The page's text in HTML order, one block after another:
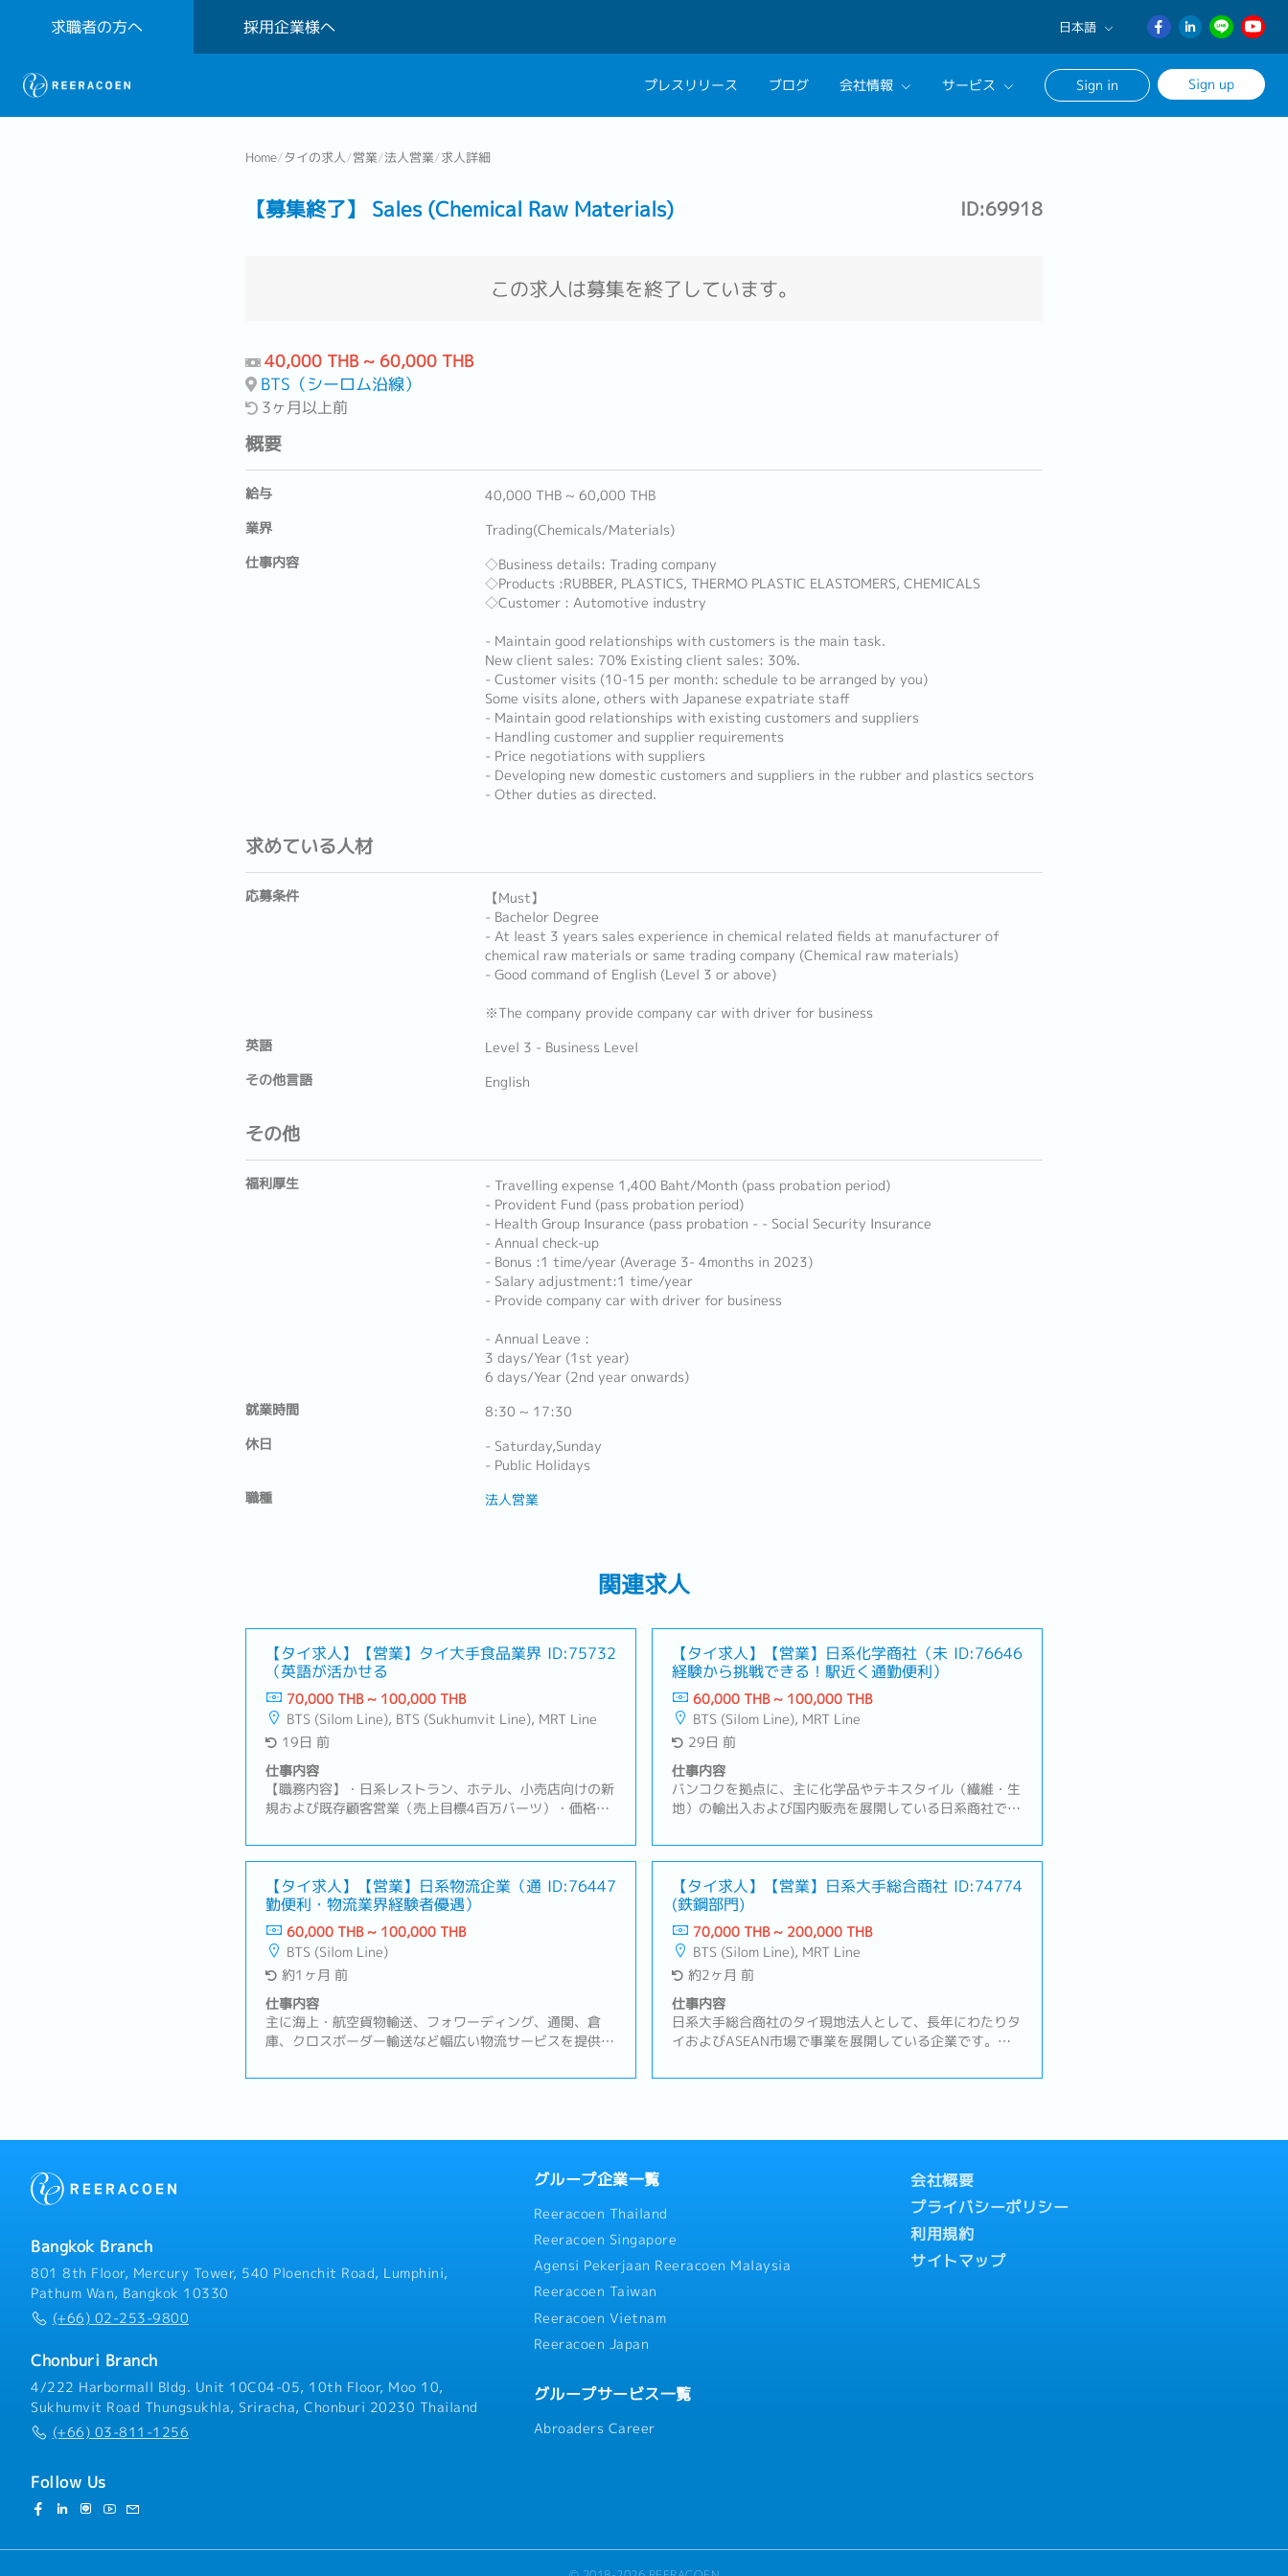
求職者の方へ 採用企業様へ 日本語
English
日本語
プレスリリース ブログ 会社情報 サービス Sign in Sign up
Home/タイの求人/営業/法人営業/求人詳細
【募集終了】 Sales (Chemical Raw Materials) ID:69918
この求人は募集を終了しています。
40,000 THB ~ 60,000 THB
BTS（シーロム沿線）
3ヶ月以上前
概要
給与
40,000 THB ~ 60,000 THB
業界
Trading(Chemicals/Materials)
仕事内容
◇Business details: Trading company
◇Products :RUBBER, PLASTICS, THERMO PLASTIC ELASTOMERS, CHEMICALS
◇Customer : Automotive industry
- Maintain good relationships with customers is the main task.
New client sales: 70% Existing client sales: 30%.
- Customer visits (10-15 per month: schedule to be arranged by you)
Some visits alone, others with Japanese expatriate staff
- Maintain good relationships with existing customers and suppliers
- Handling customer and supplier requirements
- Price negotiations with suppliers
- Developing new domestic customers and suppliers in the rubber and plastics sectors
- Other duties as directed.
求めている人材
応募条件
【Must】
- Bachelor Degree
- At least 3 years sales experience in chemical related fields at manufacturer of
chemical raw materials or same trading company (Chemical raw materials)
- Good command of English (Level 3 or above)
※The company provide company car with driver for business
英語
Level 3 - Business Level
その他言語
English
その他
福利厚生
- Travelling expense 1,400 Baht/Month (pass probation period)
- Provident Fund (pass probation period)
- Health Group Insurance (pass probation - - Social Security Insurance
- Annual check-up
- Bonus :1 time/year (Average 3- 4months in 2023)
- Salary adjustment:1 time/year
- Provide company car with driver for business
- Annual Leave :
3 days/Year (1st year)
6 days/Year (2nd year onwards)
就業時間
8:30 ~ 17:30
休日
- Saturday,Sunday
- Public Holidays
職種
法人営業
関連求人
【タイ求人】【営業】タイ大手食品業界
（英語が活かせる
ID:75732
70,000 THB ~ 100,000 THB
BTS (Silom Line), BTS (Sukhumvit Line), MRT Line
19日 前
仕事内容
【職務内容】・日系レストラン、ホテル、小売店向けの新
規および既存顧客営業（売上目標4百万バーツ）・価格交
グ部門などと連携し、日系向け新商品の提案・品質や新商
品に関するフィードバックの回収と改善・定期的なトレン
ド調査、競合動向、顧客ニーズの分析・営業計画、売上予
測、パイプライン管理・受注から納品までの円滑なオペレ
ーションと顧客満足の維持
【タイ求人】【営業】日系化学商社（未
経験から挑戦できる！駅近く通勤便利）
ID:76646
60,000 THB ~ 100,000 THB
BTS (Silom Line), MRT Line
29日 前
仕事内容
バンコクを拠点に、主に化学品やテキスタイル（繊維・生
地）の輸出入および国内販売を展開している日系商社で
に、タイ国内市場でも高い信頼性を誇っています。【業務
内容】・担当顧客（約10社）への定期訪問・フォローア
ップ（月1回程度）・顧客の製品開発や生産計画、調達ニ
ーズをヒアリングし、最適な繊維・生地（テキスタイル）
の提案・日本本社や海外グループ会社、サプライヤーと連
携した商品の調達・価格交渉・納期調整・見積書の作成、
受発注業務、在庫確認など営業事務全般・ローカルスタッ
フと協力しながら、納品スケジュールや物流状況の管理、
顧客からの問い合わせ対応・納品後のフォローや品質・納
期に関する課題への対応、継続的な関係構築・上司への営
業活動報告、営業会議への参加、各種レポート作成
【タイ求人】【営業】日系物流企業（通
勤便利・物流業界経験者優遇）
ID:76447
60,000 THB ~ 100,000 THB
BTS (Silom Line)
約1ヶ月 前
仕事内容
主に海上・航空貨物輸送、フォワーディング、通関、倉
庫、クロスボーダー輸送など幅広い物流サービスを提供し
電子機器、食品関連企業など幅広い顧客をサポートしてい
ロー（新規開拓は過去リストや既存顧客からの紹介）・海
客の輸送課題や物流コスト改善に関するコンサルティン
の輸送手配調整・日本本社および海外拠点との連携・市場
【タイ求人】【営業】日系大手総合商社
(鉄鋼部門)
ID:74774
70,000 THB ~ 200,000 THB
BTS (Silom Line), MRT Line
約2ヶ月 前
仕事内容
日系大手総合商社のタイ現地法人として、長年にわたりタ
イおよびASEAN市場で事業を展開している企業です。バ
野を扱っています。日本本社およびグループ会社との強固
界で 倉庫管理経験がない方 の場合・既存顧客への営業・
（約10名）② 鉄鋼業界で 倉庫管理経験がある方 の場合・
既存顧客への営業・与信管理・鉄鋼部門のマネジメント
（約10名）・グループ会社の倉庫管理および倉庫スタッ
フ約30名のマネジメント
Bangkok Branch
801 8th Floor, Mercury Tower, 540 Ploenchit Road, Lumphini,
Pathum Wan, Bangkok 10330
(+66) 02-253-9800
Chonburi Branch
4/222 Harbormall Bldg. Unit 10C04-05, 10th Floor, Moo 10,
Sukhumvit Road Thungsukhla, Sriracha, Chonburi 20230 Thailand
(+66) 03-811-1256
Follow Us
グループ企業一覧
Reeracoen Thailand
Reeracoen Singapore
Agensi Pekerjaan Reeracoen Malaysia
Reeracoen Taiwan
Reeracoen Vietnam
Reeracoen Japan
グループサービス一覧
Abroaders Career
会社概要
プライバシーポリシー
利用規約
サイトマップ